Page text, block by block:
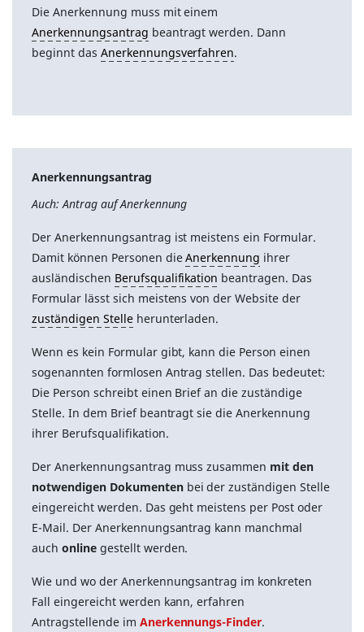
Die Anerkennung muss mit einem
Anerkennungsantrag beantragt werden. Dann
beginnt das Anerkennungsverfahren.
Anerkennungsantrag
Auch: Antrag auf Anerkennung
Der Anerkennungsantrag ist meistens ein Formular.
Damit können Personen dieAnerkennung ihrer
ausländischen Berufsqualifikation beantragen. Das
Formular lässt sich meistens von der Website der
zuständigen Stelleherunterladen.
Wenn es kein Formular gibt, kann die Person einen
sogenannten formlosen Antrag stellen. Das bedeutet:
Die Person schreibt einen Brief an die zuständige
Stelle. In dem Brief beantragt sie die Anerkennung
ihrer Berufsqualifikation.
Der Anerkennungsantrag muss zusammen mit den
notwendigen Dokumentenbei der zuständigen Stelle
eingereicht werden. Das geht meistens per Post oder
E-Mail. Der Anerkennungsantrag kann manchmal
auch online gestellt werden.
Wie und wo der Anerkennungsantrag im konkreten
Fall eingereicht werden kann, erfahren
Antragstellende im Anerkennungs-Finder.